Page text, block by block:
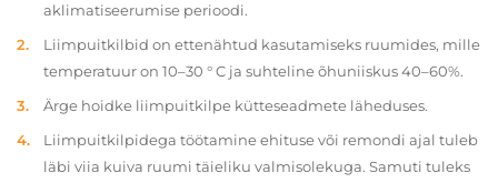
aklimatiseerumise perioodi.
Liimpuitkilbid on ettenähtud kasutamiseks ruumides, mille
temperatuur on 10–30 ° C ja suhteline õhuniiskus 40–60%.
Ärge hoidke liimpuitkilpe kütteseadmete läheduses.
Liimpuitkilpidega töötamine ehituse või remondi ajal tuleb
läbi viia kuiva ruumi täieliku valmisolekuga. Samuti tuleks